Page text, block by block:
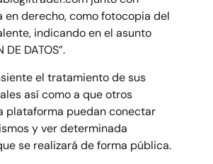
en derecho, como fotocopia del
indicando en el asunto
DE DATOS”.
el tratamiento de sus
así como a que otros
plataforma puedan conectar
y ver determinada
se realizará de forma pública.